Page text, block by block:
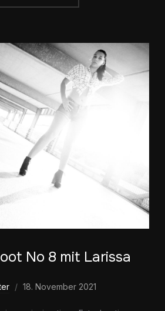
No 8 mit Larissa
18. November 2021